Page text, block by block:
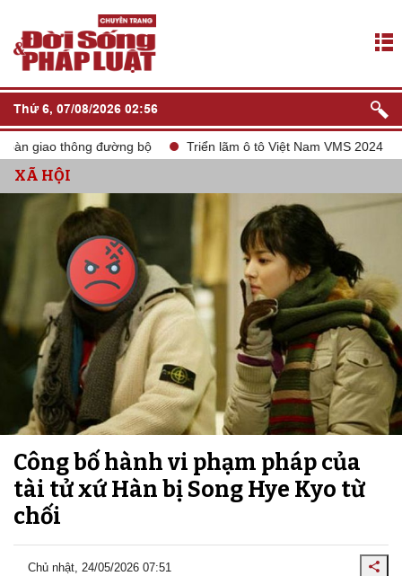
Thứ 6, 07/08/2026 02:56
thông đường bộ Triển lãm ô tô Việt Nam VMS 2024 tắt
XÃ HỘI
Công bố hành vi phạm pháp của
tài tử xứ Hàn bị Song Hye Kyo từ
chối
Chủ nhật, 24/05/2026 07:51